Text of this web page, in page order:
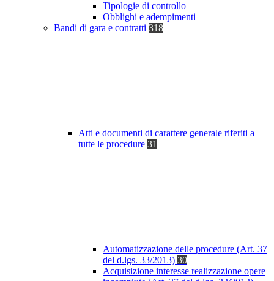
Tipologie di controllo
Obblighi e adempimenti
Bandi di gara e contratti 318
Atti e documenti di carattere generale riferiti a
tutte le procedure 31
Automatizzazione delle procedure (Art. 37
del d.lgs. 33/2013) 30
Acquisizione interesse realizzazione opere